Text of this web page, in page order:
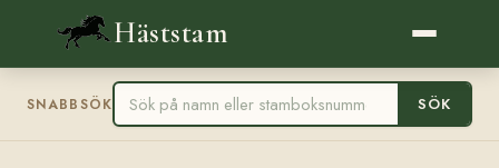
Häststam
SNABBSÖK SÖK